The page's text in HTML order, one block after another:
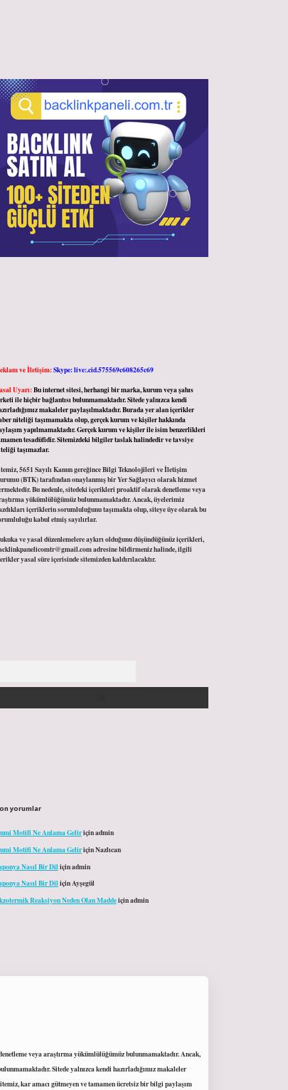
ve İletişim:Skype: live:.cid.575569c608265c69
Uyarı:Bu internet sitesi, herhangi bir marka, kurum veya şahıs
ile hiçbir bağlantısı bulunmamaktadır. Sitede yalnızca kendi
makaleler paylaşılmaktadır. Burada yer alan içerikler
niteliği taşımamakta olup, gerçek kurum ve kişiler hakkında
yapılmamaktadır. Gerçek kurum ve kişiler ile isim benzerlikleri
tesadüfidir. Sitemizdeki bilgiler taslak halindedir ve tavsiye
taşımazlar.
5651 Sayılı Kanun gereğince Bilgi Teknolojileri ve İletişim
(BTK) tarafından onaylanmış bir Yer Sağlayıcı olarak hizmet
Bu nedenle, sitedeki içerikleri proaktif olarak denetleme veya
yükümlülüğümüz bulunmamaktadır. Ancak, üyelerimiz
içeriklerin sorumluluğunu taşımakta olup, siteye üye olarak bu
kabul etmiş sayılırlar.
ve yasal düzenlemelere aykırı olduğunu düşündüğünüz içerikleri,
adresine bildirmeniz halinde, ilgili
yasal süre içerisinde sitemizden kaldırılacaktır.
yorumlar
Motifi Ne Anlama Geliriçinadmin
Motifi Ne Anlama GeliriçinNazlıcan
Nasıl Bir Dil içinadmin
Nasıl Bir DiliçinAyşegül
Reaksiyon Neden Olan Maddeiçinadmin
veya araştırma yükümlülüğümüz bulunmamaktadır. Ancak,
Sitede yalnızca kendi hazırladığımız makaleler
kar amacı gütmeyen ve tamamen ücretsiz bir bilgi paylaşım